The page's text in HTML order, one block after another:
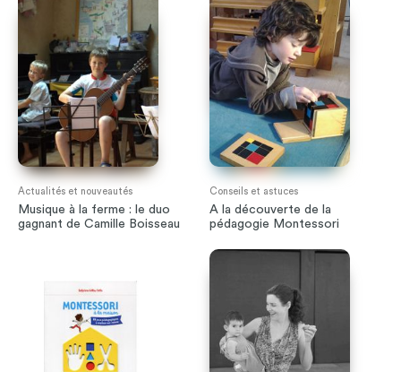
Actualités et nouveautés
Musique à la ferme : le duo
gagnant de Camille Boisseau
Conseils et astuces
A la découverte de la
pédagogie Montessori